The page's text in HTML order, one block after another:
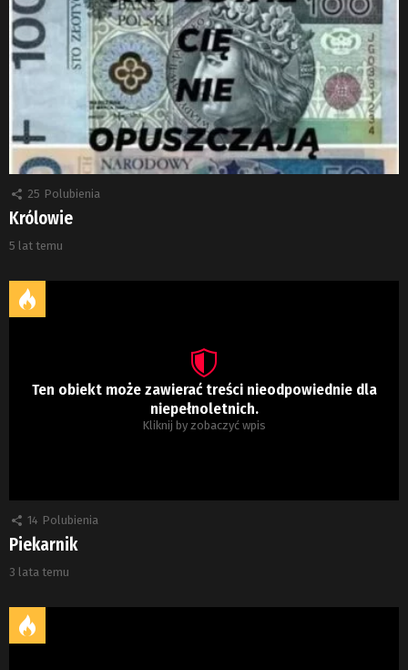
25 Polubienia
Królowie
5 lat temu
Ten obiekt może zawierać treści nieodpowiednie dla
niepełnoletnich.
Kliknij by zobaczyć wpis
14 Polubienia
Piekarnik
3 lata temu